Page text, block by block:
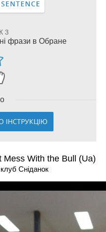
3
фрази в Обране
ІНСТРУКЦІЮ
The Breakfast Club - Don't Mess With the Bull (Ua)
Сніданок